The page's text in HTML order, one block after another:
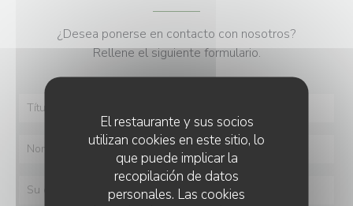
El restaurante y sus socios
utilizan cookies en este sitio, lo
que puede implicar la
recopilación de datos
personales. Las cookies
¿Desea ponerse en contacto con nosotros?
Rellene el siguiente formulario.